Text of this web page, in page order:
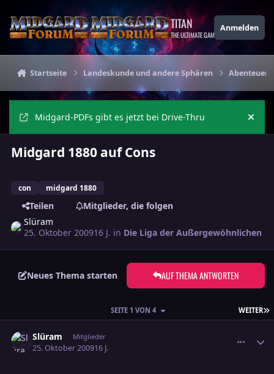
TITAN
THE ULTIMATE GAMING THEME
Anmelden
Startseite Landeskunde und andere Sphären Abenteuer
Midgard-PDFs gibt es jetzt bei Drive-Thru
Midgard 1880 auf Cons
con midgard 1880
Teilen
Mitglieder, die folgen
Slüram
25. Oktober 200916 J. in Die Liga der Außergewöhnlichen
Neues Thema starten AUF THEMA ANTWORTEN
WEITER
SEITE 1 VON 4
Slüram Mitglieder
25. Oktober 200916 J.